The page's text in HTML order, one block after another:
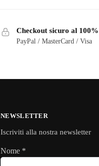
Checkout sicuro al 100%
PayPal / MasterCard / Visa
NEWSLETTER
Iscriviti alla nostra newsletter
Nome *